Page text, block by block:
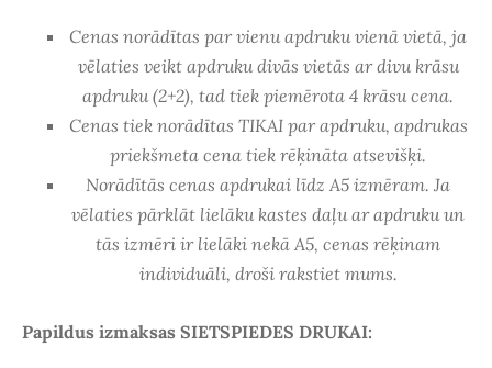
Cenas norādītas par vienu apdruku vienā vietā, ja
vēlaties veikt apdruku divās vietās ar divu krāsu
apdruku (2+2), tad tiek piemērota 4 krāsu cena.
Cenas tiek norādītas TIKAI par apdruku, apdrukas
priekšmeta cena tiek rēķināta atsevišķi.
Norādītās cenas apdrukai līdz A5 izmēram. Ja
vēlaties pārklāt lielāku kastes daļu ar apdruku un
tās izmēri ir lielāki nekā A5, cenas rēķinam
individuāli, droši rakstiet mums.
Papildus izmaksas SIETSPIEDES DRUKAI: